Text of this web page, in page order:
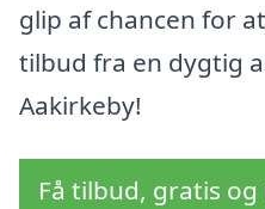
glip af chancen for
tilbud fra en dygtig
Aakirkeby!
Få tilbud, gratis